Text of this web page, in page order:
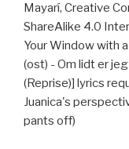
Mayarí, Creative
ShareAlike 4.0
Your Window with
(ost) - Om lidt er
(Reprise)] lyrics
Juanica's
pants off)